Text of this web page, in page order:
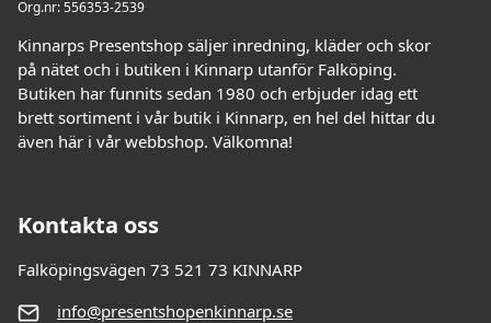
Org.nr: 556353-2539
Kinnarps Presentshop säljer inredning, kläder och skor
på nätet och i butiken i Kinnarp utanför Falköping.
Butiken har funnits sedan 1980 och erbjuder idag ett
brett sortiment i vår butik i Kinnarp, en hel del hittar du
även här i vår webbshop. Välkomna!
Kontakta oss
Falköpingsvägen 73 521 73 KINNARP
info@presentshopenkinnarp.se